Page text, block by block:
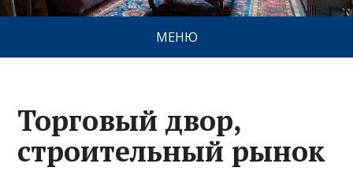
МЕНЮ
Торговый двор,
строительный рынок